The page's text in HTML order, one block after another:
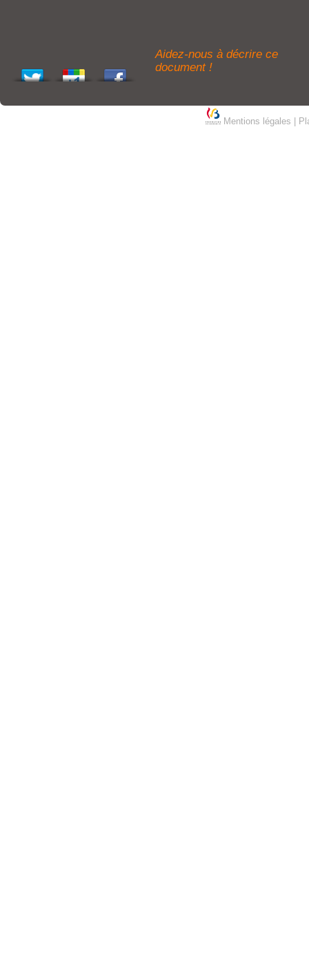
Aidez-nous à décrire ce
document !
Mentions légales